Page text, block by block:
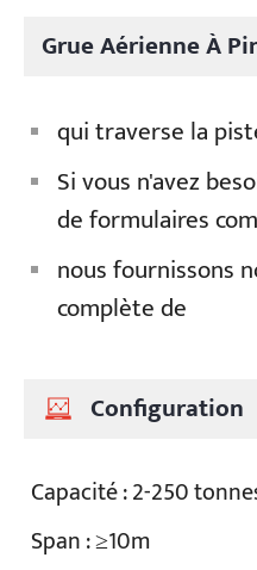
Grue Aérienne À
qui traverse la
Si vous n'avez
de formulaires
nous fournissons
complète de
Configuration
Capacité : 2-250
Span : ≥10m